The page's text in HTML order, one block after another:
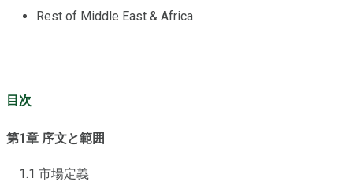
Rest of Middle East & Africa
目次
第1章 序文と範囲
1.1 市場定義